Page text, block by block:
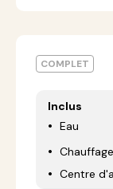
COMPLET
Inclus
Eau
Chauffage
Centre